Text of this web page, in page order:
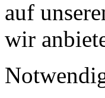
auf
wir